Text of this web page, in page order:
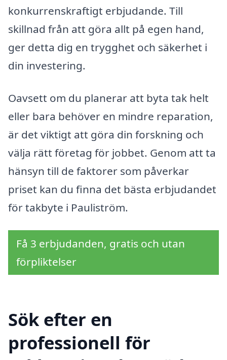
konkurrenskraftigt erbjudande. Till
skillnad från att göra allt på egen hand,
ger detta dig en trygghet och säkerhet i
din investering.
Oavsett om du planerar att byta tak helt
eller bara behöver en mindre reparation,
är det viktigt att göra din forskning och
välja rätt företag för jobbet. Genom att ta
hänsyn till de faktorer som påverkar
priset kan du finna det bästa erbjudandet
för takbyte i Pauliström.
Få 3 erbjudanden, gratis och utan
förpliktelser
Sök efter en
professionell för